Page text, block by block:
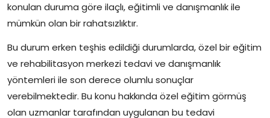
konulan duruma göre ilaçlı, eğitimli ve danışmanlık ile
mümkün olan bir rahatsızlıktır.
Bu durum erken teşhis edildiği durumlarda, özel bir eğitim
ve rehabilitasyon merkezi tedavi ve danışmanlık
yöntemleri ile son derece olumlu sonuçlar
verebilmektedir. Bu konu hakkında özel eğitim görmüş
olan uzmanlar tarafından uygulanan bu tedavi